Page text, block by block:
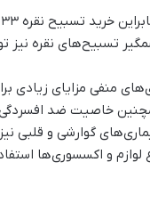
تسبیح‌های نقره
منفی مزایای زیادی
خاصیت ضد
گوارشی و
لوازم و اکسسوری‌ها